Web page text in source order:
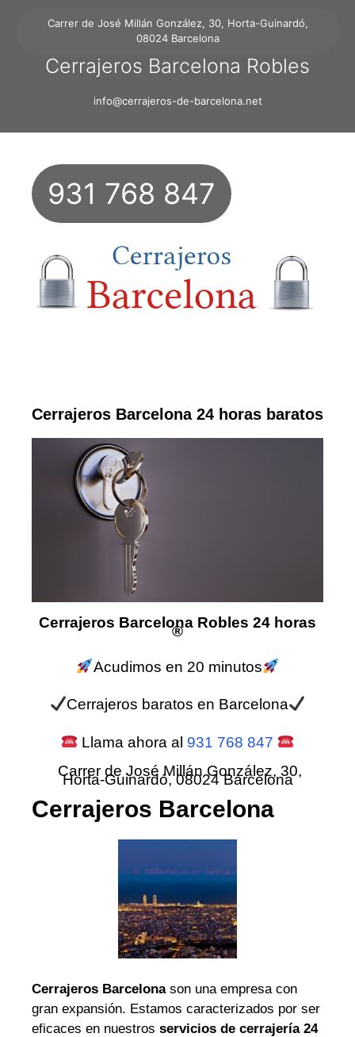
Carrer de José Millán González, 30, Horta-Guinardó,
08024 Barcelona
Cerrajeros Barcelona Robles
info@cerrajeros-de-barcelona.net
931 768 847
Cerrajeros Barcelona 24 horas baratos
Cerrajeros Barcelona Robles 24 horas
®
Acudimos en 20 minutos
Cerrajeros baratos en Barcelona
Llama ahora al 931 768 847
Carrer de José Millán González, 30,
Horta-Guinardó, 08024 Barcelona
Cerrajeros Barcelona
Cerrajeros Barcelonason una empresa con
gran expansión. Estamos caracterizados por ser
eficaces en nuestros servicios de cerrajería 24